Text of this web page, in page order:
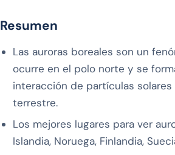
Resumen
Las auroras boreales son un
ocurre en el polo norte y se
interacción de partículas
terrestre.
Los mejores lugares para ver
Islandia, Noruega, Finlandia,